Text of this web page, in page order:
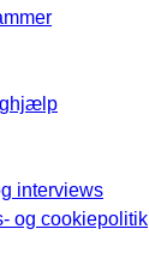
interviews
og cookiepolitik